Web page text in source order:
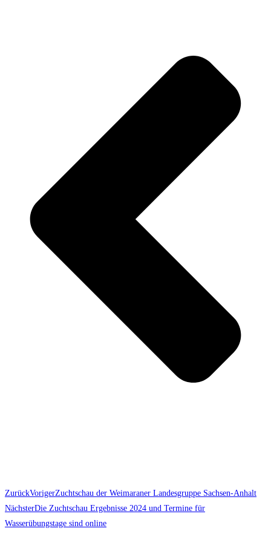
ZurückVorigerZuchtschau der Weimaraner Landesgruppe Sachsen-Anhalt
NächsterDie Zuchtschau Ergebnisse 2024 und Termine für
Wasserübungstage sind online